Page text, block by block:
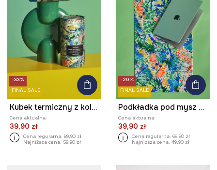
-33%
FINAL SALE
Kubek termiczny z kolekcji Eviva L'arte 480 ml
Cena aktualna:
39,90 zł
Cena regularna: 89,90 zł
Najniższa cena: 59,90 zł
-20%
FINAL SALE
Podkładka pod mysz z kolekcji Eviva L'arte
Cena aktualna:
39,90 zł
Cena regularna: 69,90 zł
Najniższa cena: 49,90 zł